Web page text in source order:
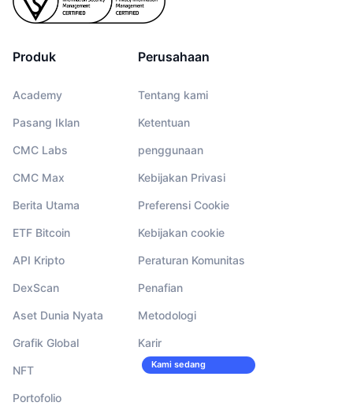
Produk
Academy
Pasang Iklan
CMC Labs
CMC Max
Berita Utama
ETF Bitcoin
API Kripto
DexScan
Aset Dunia Nyata
Grafik Global
NFT
Portofolio
Perusahaan
Tentang kami
Ketentuan
penggunaan
Kebijakan Privasi
Preferensi Cookie
Kebijakan cookie
Peraturan Komunitas
Penafian
Metodologi
Karir
Kami sedang